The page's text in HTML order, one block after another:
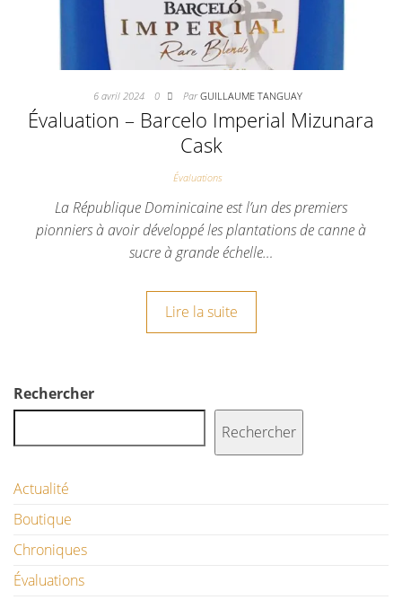
6 avril 2024 0 ParGUILLAUME TANGUAY
Évaluation – Barcelo Imperial Mizunara
Cask
Évaluations
La République Dominicaine est l’un des premiers
pionniers à avoir développé les plantations de canne à
sucre à grande échelle…
Lire la suite
Rechercher
Rechercher
Actualité
Boutique
Chroniques
Évaluations